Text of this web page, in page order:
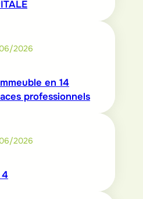
2026
en 14
professionnels
2026